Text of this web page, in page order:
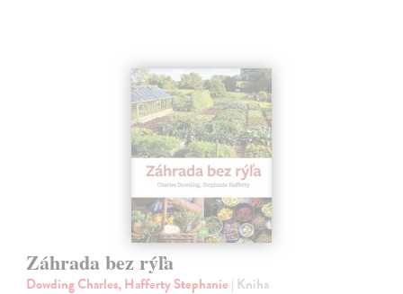
Záhrada bez rýľa
Dowding Charles, Hafferty Stephanie | Kniha